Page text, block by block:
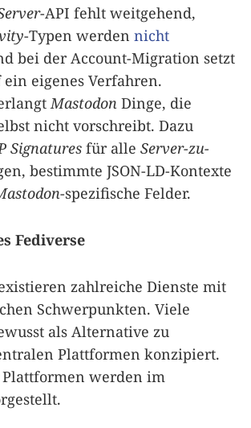
-API fehlt weitgehend,
-Typen werden nicht
bei der Account-Migration setzt
ein eigenes Verfahren.
Mastodon Dinge, die
nicht vorschreibt. Dazu
Signatures für alle Server-zu-
bestimmte JSON-LD-Kontexte
-spezifische Felder.
Fediverse
zahlreiche Dienste mit
Schwerpunkten. Viele
als Alternative zu
Plattformen konzipiert.
werden im